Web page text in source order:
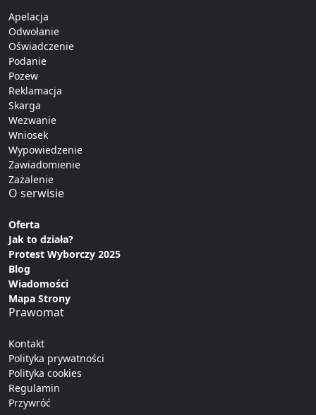
Apelacja
Odwołanie
Oświadczenie
Podanie
Pozew
Reklamacja
Skarga
Wezwanie
Wniosek
Wypowiedzenie
Zawiadomienie
Zażalenie
O serwisie
Oferta
Jak to działa?
Protest Wyborczy 2025
Blog
Wiadomości
Mapa Strony
Prawomat
Kontakt
Polityka prywatności
Polityka cookies
Regulamin
Przywróć